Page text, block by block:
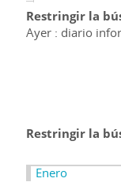
Restringir la
Ayer : diario
Restringir la
Enero